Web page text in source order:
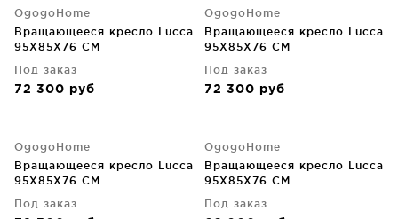
OgogoHome
Вращающееся кресло Lucca
95X85X76 CM
Под заказ
72 300 руб
OgogoHome
Вращающееся кресло Lucca
95X85X76 CM
Под заказ
72 300 руб
OgogoHome
Вращающееся кресло Lucca
95X85X76 CM
Под заказ
OgogoHome
Вращающееся кресло Lucca
95X85X76 CM
Под заказ